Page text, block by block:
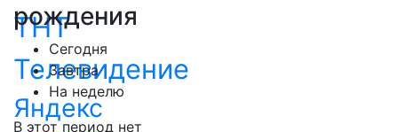
ТНТ
Телевидение
Яндекс
рождения
Сегодня
Завтра
На неделю
В этот период нет